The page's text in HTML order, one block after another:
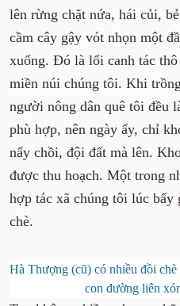
lên rừng chặt nứa, hái củi,
cầm cây gậy vót nhọn một
xuống. Đó là lối canh tác
miền núi chúng tôi. Khi
người nông dân quê tôi đều
phù hợp, nên ngày ấy, chỉ
nẩy chồi, đội đất mà lên.
được thu hoạch. Một trong
hợp tác xã chúng tôi lúc bấy
chè.
Hà Thượng (cũ) có nhiều đồi
con đường liên